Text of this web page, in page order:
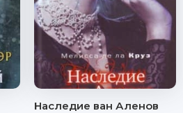
Наследие ван Аленов